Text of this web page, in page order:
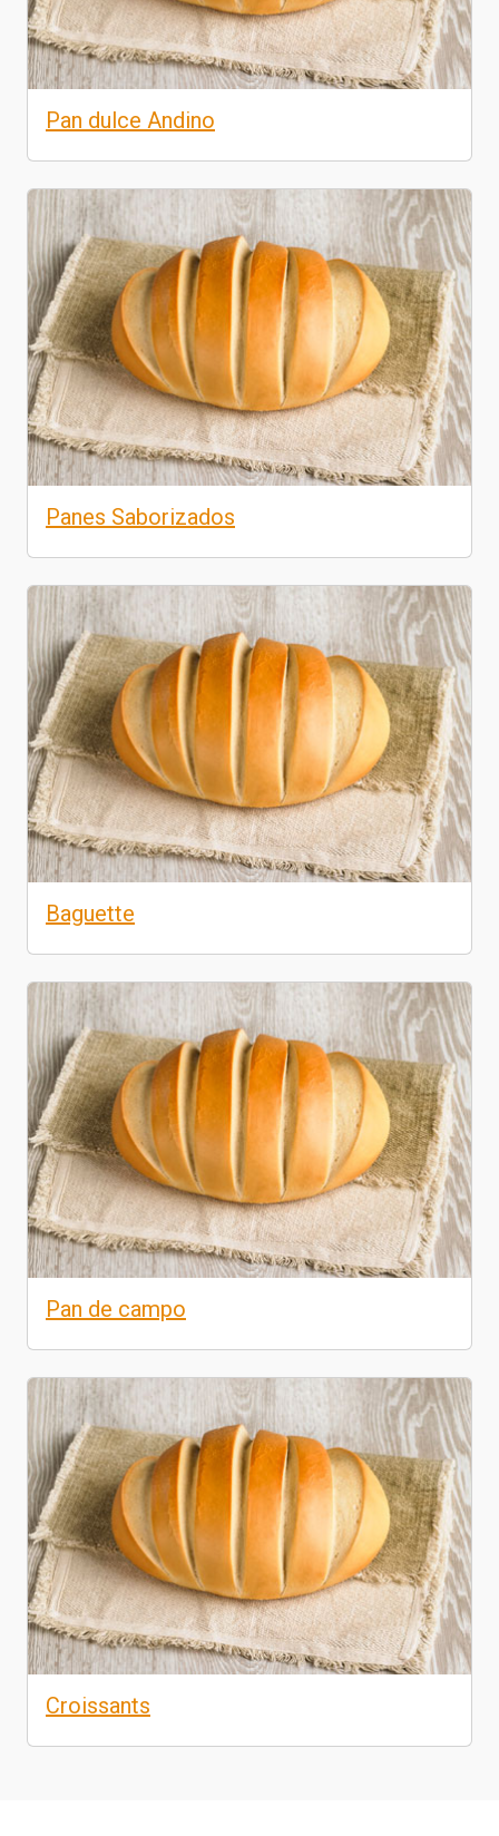
Pan dulce Andino
Panes Saborizados
Baguette
Pan de campo
Croissants